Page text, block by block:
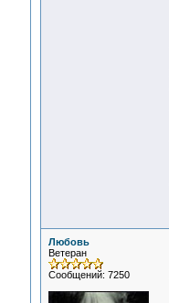
Любовь
Ветеран
Сообщений: 7250